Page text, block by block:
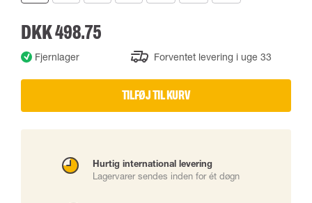
DKK 498.75
Fjernlager Forventet levering i uge 33
TILFØJ TIL KURV
Hurtig international levering
Lagervarer sendes inden for ét døgn